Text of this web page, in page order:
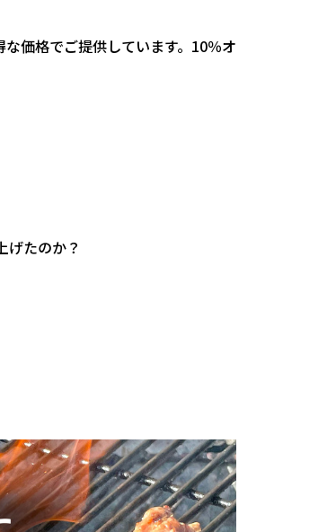
価格でご提供しています。10％オ
げたのか？